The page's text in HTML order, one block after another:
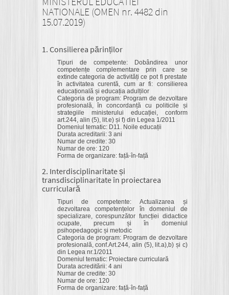
NATIONALE (OMEN nr. 4482 din
15.07.2019)
1. Consilierea părinților
Tipuri de competente: Dobândirea unor
competențe complementare prin care se
extinde categoria de activități ce pot fi prestate
în activitatea curentă, cum ar fi: consilierea
educațională și educația adulților
Categoria de program: Program de dezvoltare
profesională, în concordanță cu politicile și
strategiile ministerului educației, conform
art.244, alin (5), lit.e) și f) din Legea 1/2011
Domeniul tematic: D11. Noile educații
Durata acreditarii: 3 ani
Numar de credite: 30
Numar de ore: 120
Forma de organizare: față-în-față
2. Interdisciplinaritate și
transdisciplinaritate în proiectarea
curriculară
Tipuri de competente: Actualizarea și
dezvoltarea competențelor în domeniul de
specializare, corespunzător funcției didactice
ocupate, precum și în domeniul
psihopedagogic și metodic
Categoria de program: Program de dezvoltare
profesională, conf.Art.244, alin (5), lit.a),b) și c)
din Legea nr.1/2011
Domeniul tematic: Proiectare curriculară
Durata acreditării: 4 ani
Numar de credite: 30
Numar de ore: 120
Forma de organizare: față-în-față